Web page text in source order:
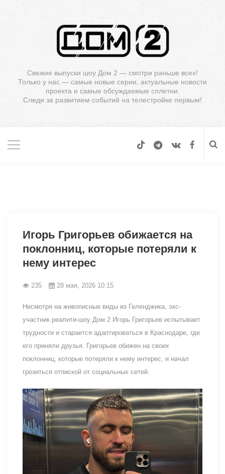
Свежие выпуски шоу Дом 2 — смотри раньше всех!
Только у нас — самые новые серии, актуальные новости
проекта и самые обсуждаемые сплетни.
Следи за развитием событий на телестройке первым!
Игорь Григорьев обижается на
поклонниц, которые потеряли к
нему интерес
235 28 мая, 2026 10:15
Несмотря на живописные виды из Геленджика, экс-
участник реалити-шоу Дом 2 Игорь Григорьев испытывает
трудности и старается адаптироваться в Краснодаре, где
его приняли друзья. Григорьев обижен на своих
поклонниц, которые потеряли к нему интерес, и начал
грозиться отпиской от социальных сетей.